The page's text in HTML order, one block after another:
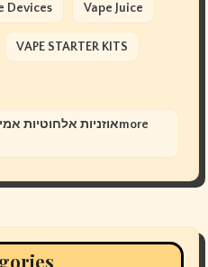
Devices Vape Juice
VAPE STARTER KITS